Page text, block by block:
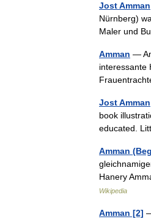
Jost Amman
Nürnberg)
Maler und
Amman —
interessante
Jost Amman
book
educated.
Amman
Hanery
Wikipedia
Amman [2]